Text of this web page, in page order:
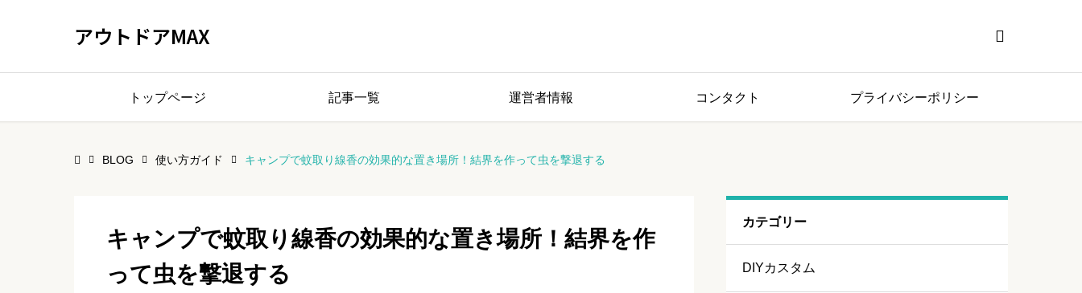
アウトドアMAX 
トップページ 記事一覧 運営者情報 コンタクト プライバシーポリシー
BLOG 使い方ガイド キャンプで蚊取り線香の効果的な置き場所！結界を作って虫を撃退する
キャンプで蚊取り線香の効果的な置き場所！結界を作
って虫を撃退する
カテゴリー
DIYカスタム